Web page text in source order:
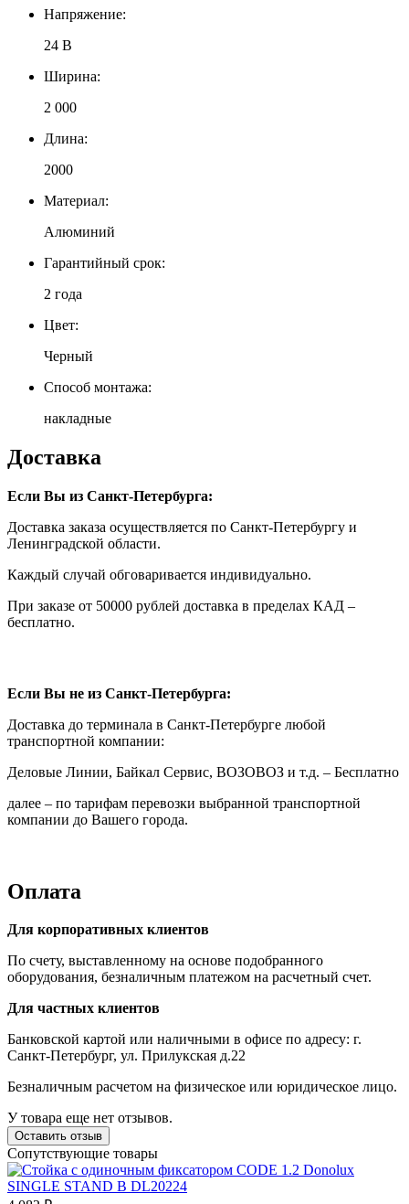
Напряжение:
24 В
Ширина:
2 000
Длина:
2000
Материал:
Алюминий
Гарантийный срок:
2 года
Цвет:
Черный
Способ монтажа:
накладные
Доставка
Если Вы из Санкт-Петербурга:
Доставка заказа осуществляется по Санкт-Петербургу и
Ленинградской области.
Каждый случай обговаривается индивидуально.
При заказе от 50000 рублей доставка в пределах КАД –
бесплатно.
Если Вы не из Санкт-Петербурга:
Доставка до терминала в Санкт-Петербурге любой
транспортной компании:
Деловые Линии, Байкал Сервис, ВОЗОВОЗ и т.д. – Бесплатно
далее – по тарифам перевозки выбранной транспортной
компании до Вашего города.
Оплата
Для корпоративных клиентов
По счету, выставленному на основе подобранного
оборудования, безналичным платежом на расчетный счет.
Для частных клиентов
Банковской картой или наличными в офисе по адресу: г.
Санкт-Петербург, ул. Прилукская д.22
Безналичным расчетом на физическое или юридическое лицо.
У товара еще нет отзывов.
Оставить отзыв
Сопутствующие товары